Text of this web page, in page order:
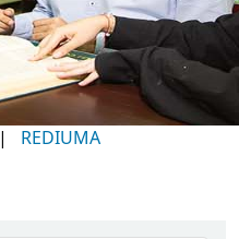
| REDIUMA